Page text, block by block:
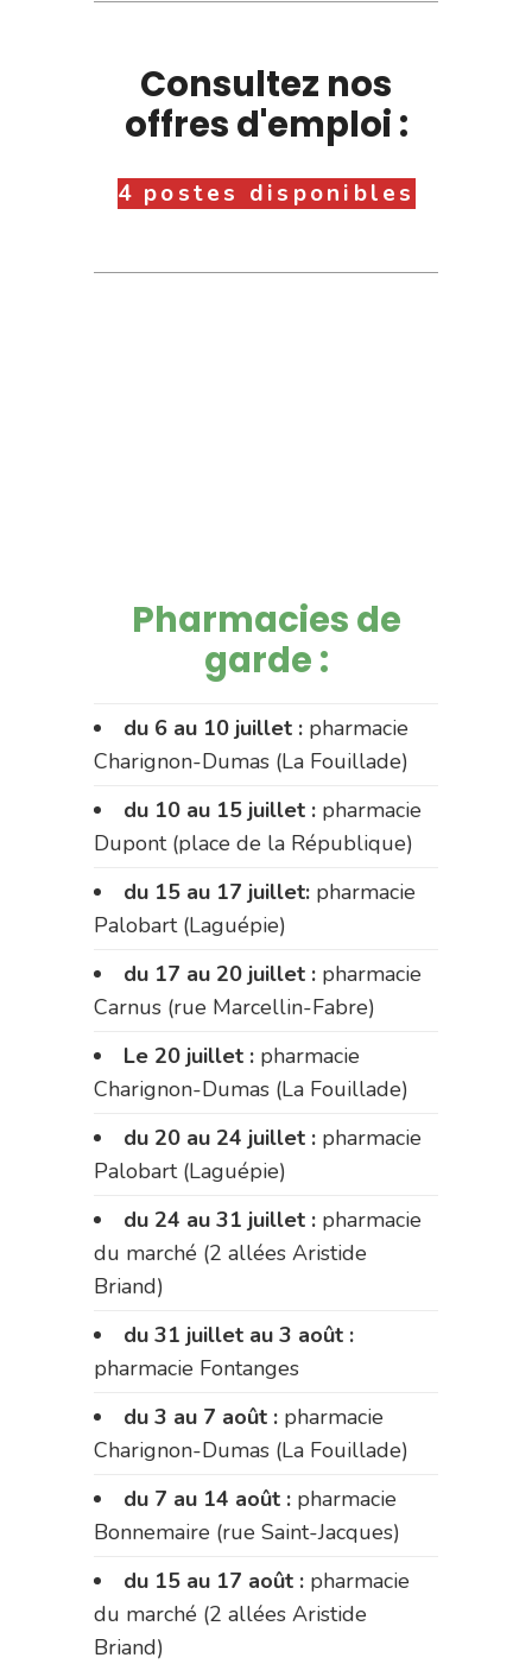
Consultez nos
offres d'emploi :
4 postes disponibles
Pharmacies de
garde :
du 6 au 10 juillet : pharmacie
Charignon-Dumas (La Fouillade)
du 10 au 15 juillet : pharmacie
Dupont (place de la République)
du 15 au 17 juillet: pharmacie
Palobart (Laguépie)
du 17 au 20 juillet : pharmacie
Carnus (rue Marcellin-Fabre)
Le 20 juillet : pharmacie
Charignon-Dumas (La Fouillade)
du 20 au 24 juillet : pharmacie
Palobart (Laguépie)
du 24 au 31 juillet : pharmacie
du marché (2 allées Aristide
Briand)
du 31 juillet au 3 août :
pharmacie Fontanges
du 3 au 7 août : pharmacie
Charignon-Dumas (La Fouillade)
du 7 au 14 août : pharmacie
Bonnemaire (rue Saint-Jacques)
du 15 au 17 août : pharmacie
du marché (2 allées Aristide
Briand)